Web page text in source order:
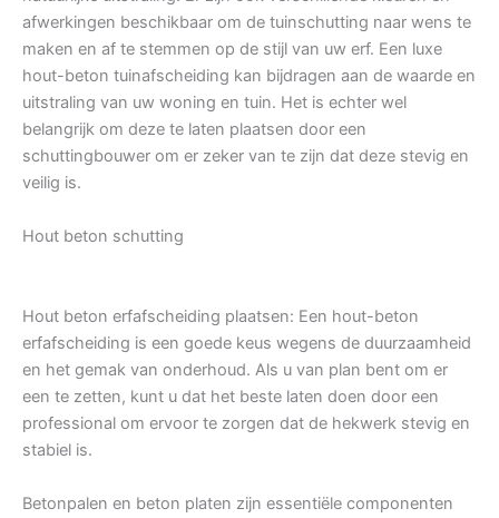
afwerkingen beschikbaar om de tuinschutting naar wens te
maken en af te stemmen op de stijl van uw erf. Een luxe
hout-beton tuinafscheiding kan bijdragen aan de waarde en
uitstraling van uw woning en tuin. Het is echter wel
belangrijk om deze te laten plaatsen door een
schuttingbouwer om er zeker van te zijn dat deze stevig en
veilig is.
Hout beton schutting
Hout beton erfafscheiding plaatsen: Een hout-beton
erfafscheiding is een goede keus wegens de duurzaamheid
en het gemak van onderhoud. Als u van plan bent om er
een te zetten, kunt u dat het beste laten doen door een
professional om ervoor te zorgen dat de hekwerk stevig en
stabiel is.
Betonpalen en beton platen zijn essentiële componenten